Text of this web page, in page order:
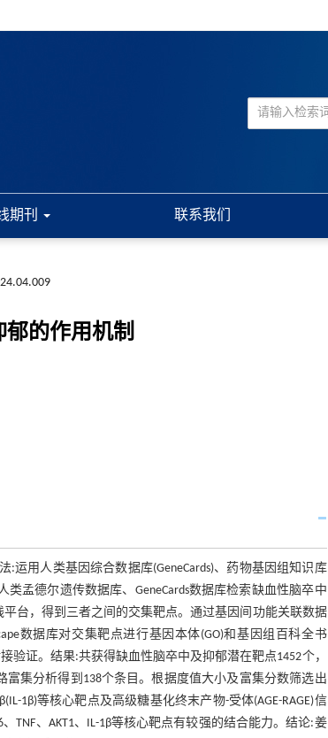
期刊 联系我们
郁的作用机制
用人类基因综合数据库(GeneCards)、药物基因组知识库
类孟德尔遗传数据库、GeneCards数据库检索缺血性脑卒中
台，得到三者之间的交集靶点。通过基因间功能关联数据
数据库对交集靶点进行基因本体(GO)和基因组百科全书
验证。结果:共获得缺血性脑卒中及抑郁潜在靶点1452个，
富集分析得到138个条目。根据度值大小及富集分数筛选出
1β)等核心靶点及高级糖基化终末产物-受体(AGE-RAGE)信
TNF、AKT1、IL-1β等核心靶点有较强的结合能力。结论:姜